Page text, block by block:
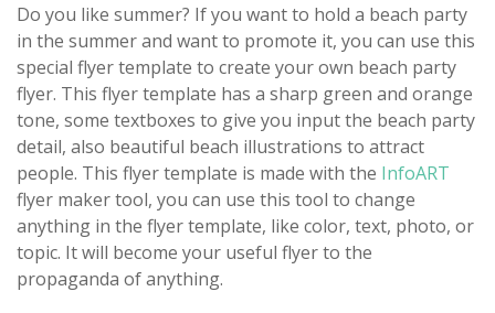
Do you like summer? If you want to hold a beach party
in the summer and want to promote it, you can use this
special flyer template to create your own beach party
flyer. This flyer template has a sharp green and orange
tone, some textboxes to give you input the beach party
detail, also beautiful beach illustrations to attract
people. This flyer template is made with the InfoART
flyer maker tool, you can use this tool to change
anything in the flyer template, like color, text, photo, or
topic. It will become your useful flyer to the
propaganda of anything.